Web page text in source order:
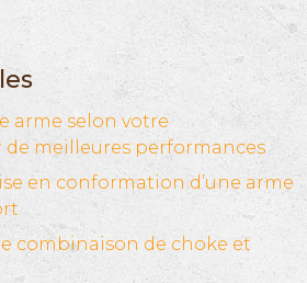
arme selon votre
meilleures performances
en conformation d’une arme
combinaison de choke et